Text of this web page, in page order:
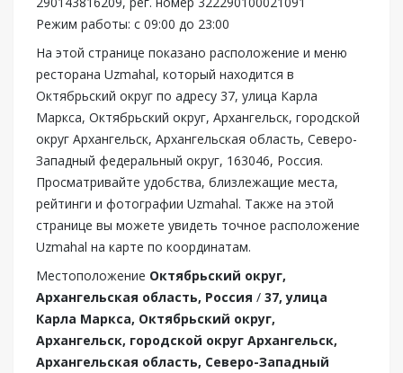
Режим работы: с 09:00 до 23:00
На этой странице показано расположение и меню
ресторана Uzmahal, который находится в
Октябрьский округ по адресу 37, улица Карла
Маркса, Октябрьский округ, Архангельск, городской
округ Архангельск, Архангельская область, Северо-
Западный федеральный округ, 163046, Россия.
Просматривайте удобства, близлежащие места,
рейтинги и фотографии Uzmahal. Также на этой
странице вы можете увидеть точное расположение
Uzmahal на карте по координатам.
Местоположение Октябрьский округ,
Архангельская область, Россия / 37, улица
Карла Маркса, Октябрьский округ,
Архангельск, городской округ Архангельск,
Архангельская область, Северо-Западный